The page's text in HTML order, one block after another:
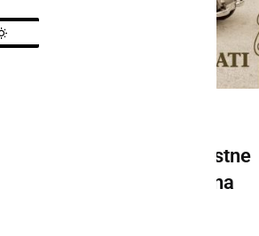
V petek zvečer v atriju Mestne
hiše Prašnati in prleška vina